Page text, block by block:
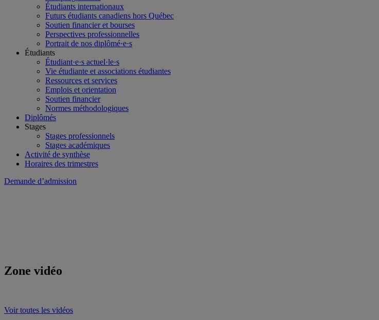
Étudiants internationaux
Futurs étudiants canadiens hors Québec
Soutien financier et bourses
Perspectives professionnelles
Portrait de nos diplômé·e·s
Étudiants
Étudiant·e·s actuel·le·s
Vie étudiante et associations étudiantes
Ressources et services
Emplois et orientation
Soutien financier
Normes méthodologiques
Diplômés
Stages
Stages professionnels
Stages académiques
Activité de synthèse
Horaires des trimestres
Demande d’admission
Zone vidéo
Voir toutes les vidéos